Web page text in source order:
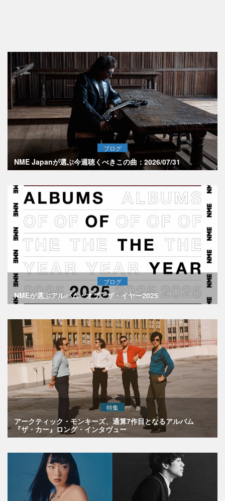
ブログ
NME Japanが選ぶ今週聴くべきこの曲：2026/07/31
ブログ
NMEが選ぶアルバム・オブ・ザ・イヤー2025
特集
アークティック・モンキーズ、通算7作目となるアルバム
『ザ・カー』ロング・インタヴュー